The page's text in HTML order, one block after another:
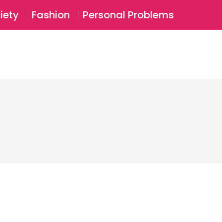
Login ⚲
Fashion Personal Problems